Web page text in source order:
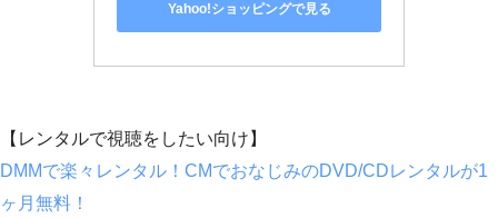
Yahoo!ショッピングで見る
【レンタルで視聴をしたい向け】
DMMで楽々レンタル！CMでおなじみのDVD/CDレンタルが1
ヶ月無料！